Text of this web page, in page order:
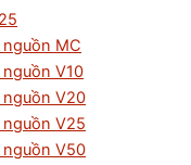
MC
V10
V20
V25
V50